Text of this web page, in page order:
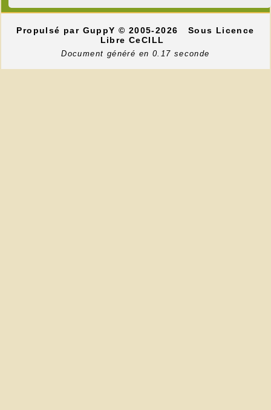
Propulsé par GuppY© 2005-2026
Sous Licence
Libre CeCILL
Document généré en 0.17 seconde